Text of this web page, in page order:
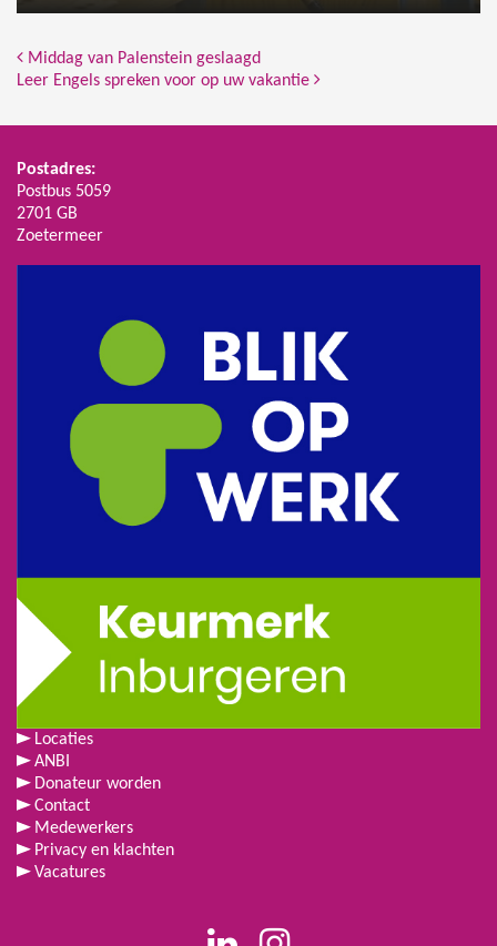
Bericht Navigatie
Middag van Palenstein geslaagd
Leer Engels spreken voor op uw vakantie
Postadres:
Postbus 5059
2701 GB
Zoetermeer
Locaties
ANBI
Donateur worden
Contact
Medewerkers
Privacy en klachten
Vacatures